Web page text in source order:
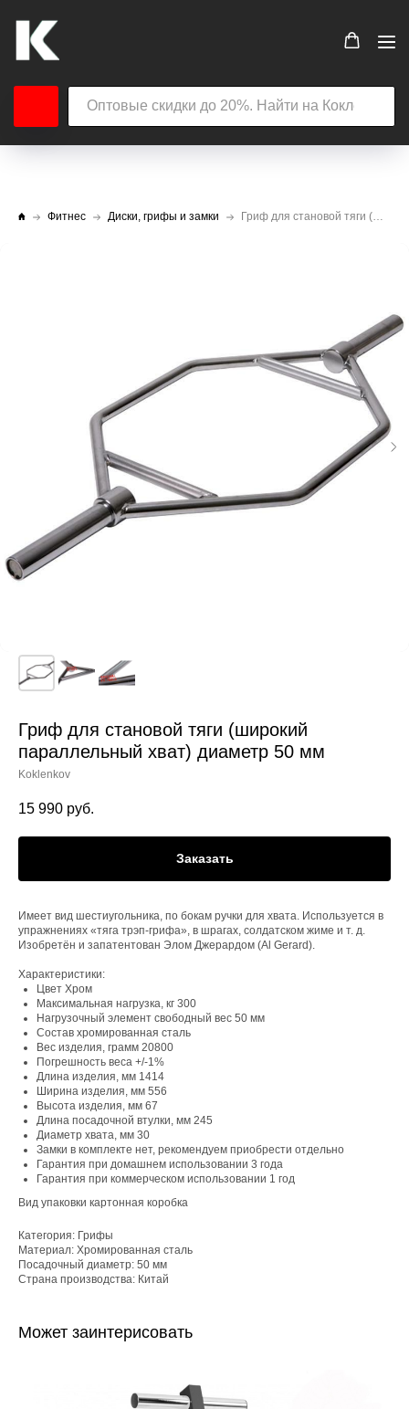
Фитнес Диски, грифы и замки Гриф для становой тяги (широкий параллельный хват) диаметр 50 мм
Гриф для становой тяги (широкий
параллельный хват) диаметр 50 мм
Koklenkov
15 990 руб.
Заказать
Имеет вид шестиугольника, по бокам ручки для хвата. Используется в
упражнениях «тяга трэп-грифа», в шрагах, солдатском жиме и т. д.
Изобретён и запатентован Элом Джерардом (Al Gerard).
Характеристики:
Цвет Хром
Максимальная нагрузка, кг 300
Нагрузочный элемент свободный вес 50 мм
Состав хромированная сталь
Вес изделия, грамм 20800
Погрешность веса +/-1%
Длина изделия, мм 1414
Ширина изделия, мм 556
Высота изделия, мм 67
Длина посадочной втулки, мм 245
Диаметр хвата, мм 30
Замки в комплекте нет, рекомендуем приобрести отдельно
Гарантия при домашнем использовании 3 года
Гарантия при коммерческом использовании 1 год
Вид упаковки картонная коробка
Категория: Грифы
Материал: Хромированная сталь
Посадочный диаметр: 50 мм
Страна производства: Китай
Может заинтерисовать